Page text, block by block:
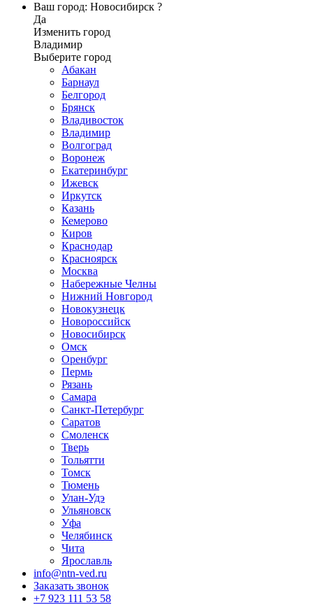
Ваш город: Новосибирск ?
Да
Изменить город
Владимир
Выберите город
Абакан
Барнаул
Белгород
Брянск
Владивосток
Владимир
Волгоград
Воронеж
Екатеринбург
Ижевск
Иркутск
Казань
Кемерово
Киров
Краснодар
Красноярск
Москва
Набережные Челны
Нижний Новгород
Новокузнецк
Новороссийск
Новосибирск
Омск
Оренбург
Пермь
Рязань
Самара
Санкт-Петербург
Саратов
Смоленск
Тверь
Тольятти
Томск
Тюмень
Улан-Удэ
Ульяновск
Уфа
Челябинск
Чита
Ярославль
info@ntn-ved.ru
Заказать звонок
+7 923 111 53 58